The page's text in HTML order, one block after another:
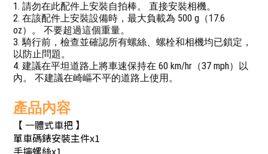
1. 請勿在此配件上安裝自拍棒。 直接安裝相機。
2. 在該配件上安裝設備時，最大負載為 500 g（17.6
oz）。 不要超過這個重量。
3. 騎行前，檢查並確認所有螺絲、螺栓和相機均已鎖定，
以防止問題。
4. 建議在平坦道路上將車速保持在 60 km/hr（37 mph）以
內。 不建議在崎嶇不平的道路上使用。
產品內容
【 一體式車把 】
單車碼錶安裝主件x1